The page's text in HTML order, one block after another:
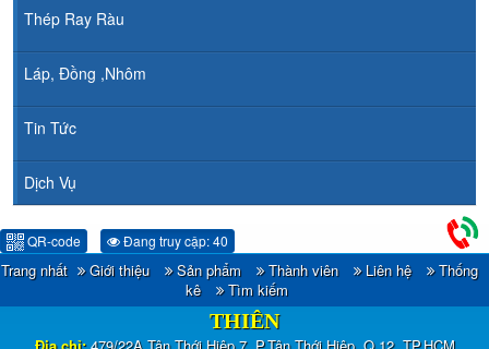
Thép Ray Ràu
Láp, Đồng ,Nhôm
Tin Tức
Dịch Vụ
QR-code Đang truy cập: 40
Trang nhất Giới thiệu Sản phẩm Thành viên Liên hệ
Thống
kê
Tìm kiếm
CÔNG TY TNHH ĐẦU TƯ TM - XNK HOÀNG
THIÊN